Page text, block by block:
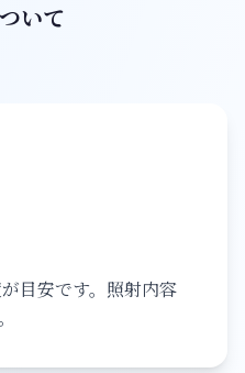
いて
目安です。照射内容